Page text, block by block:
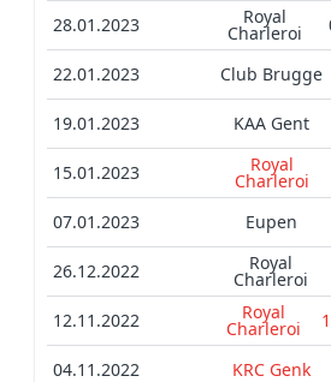
28.01.2023 Royal
Charleroi
22.01.2023 Club Brugge
19.01.2023 KAA Gent
15.01.2023 Royal
Charleroi
07.01.2023 Eupen
26.12.2022 Royal
Charleroi
12.11.2022 Royal
Charleroi 1
04.11.2022 KRC Genk